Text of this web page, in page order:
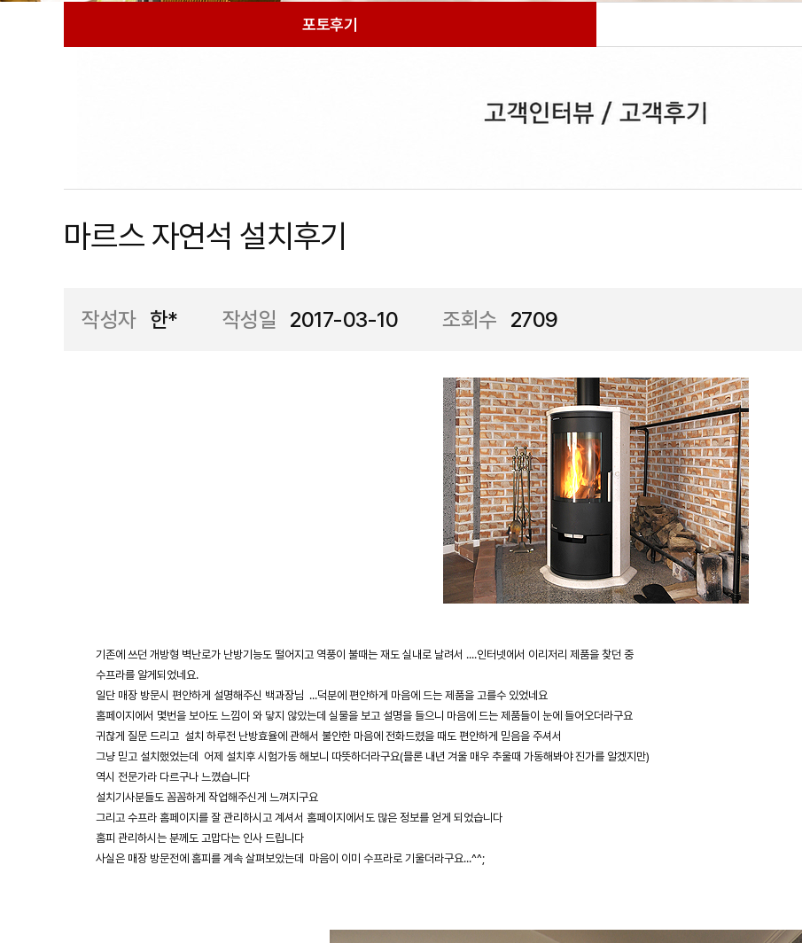
포토후기
마르스 자연석 설치후기
작성자 한* 작성일 2017-03-10 조회수 2709
기존에 쓰던 개방형 벽난로가 난방기능도 떨어지고 역풍이 불때는 재도 실내로 날려서 ....인터넷에서 이리저리 제품을 찾던 중
수프라를 알게되었네요.
일단 매장 방문시 편안하게 설명해주신 백과장님 ...덕분에 편안하게 마음에 드는 제품을 고를수 있었네요
홈페이지에서 몇번을 보아도 느낌이 와 닿지 않았는데 실물을 보고 설명을 들으니 마음에 드는 제품들이 눈에 들어오더라구요
귀찮게 질문 드리고 설치 하루전 난방효율에 관해서 불안한 마음에 전화드렸을 때도 편안하게 믿음을 주셔서
그냥 믿고 설치했었는데 어제 설치후 시험가동 해보니 따뜻하더라구요(믈론 내년 겨울 매우 추울때 가동해봐야 진가를 알겠지만)
역시 전문가라 다르구나 느꼈습니다
설치기사분들도 꼼꼼하게 작업해주신게 느껴지구요
그리고 수프라 홈페이지를 잘 관리하시고 계셔서 홈페이지에서도 많은 정보를 얻게 되었습니다
홈피 관리하시는 분께도 고맙다는 인사 드립니다
사실은 매장 방문전에 홈피를 계속 살펴보았는데 마음이 이미 수프라로 기울더라구요...^^;